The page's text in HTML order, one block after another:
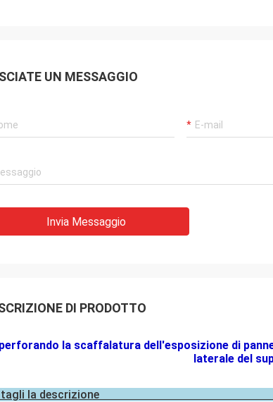
UN MESSAGGIO
Invia Messaggio
DI PRODOTTO
la scaffalatura dell'esposizione di
laterale del
la